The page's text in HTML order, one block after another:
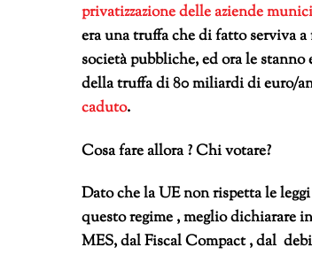
privatizzazione delle aziende
era una truffa che di fatto serviva
società pubbliche, ed ora le
della truffa di 80 miliardi di euro/
caduto.
Cosa fare allora ? Chi votare?
Dato che la UE non rispetta le
questo regime , meglio dichiarare
MES, dal Fiscal Compact , dal